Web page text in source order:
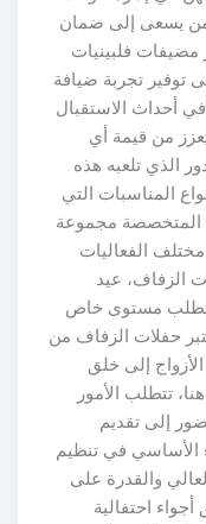
لمن يسعى إلى ضمان
مضيفات فلبينيات
توفير تجربة ضيافة
أحداث الاستقبال
من قيمة أي
الذي تلعبه هذه
المناسبات التي
المتخصصة مجموعة
الفعاليات
الزفاف، عيد
يتطلب مستوى خاص
حفلات الزفاف من
إلى خلق
تتطلب الأمور
إلى تقديم
الأساسي في تنظيم
والقدرة على
احتفالية